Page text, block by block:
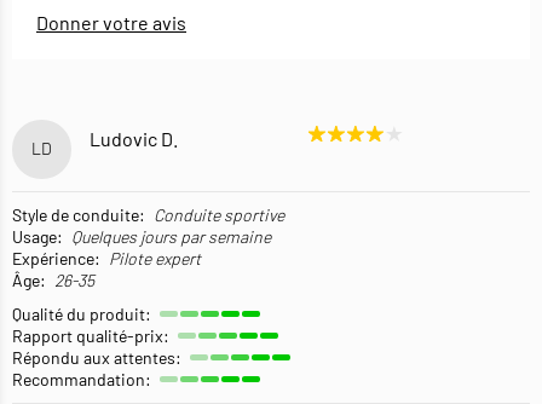
Donner votre avis
LD Ludovic D.
Style de conduite: Conduite sportive
Usage: Quelques jours par semaine
Expérience: Pilote expert
Âge: 26-35
Qualité du produit:
Rapport qualité-prix:
Répondu aux attentes:
Recommandation: